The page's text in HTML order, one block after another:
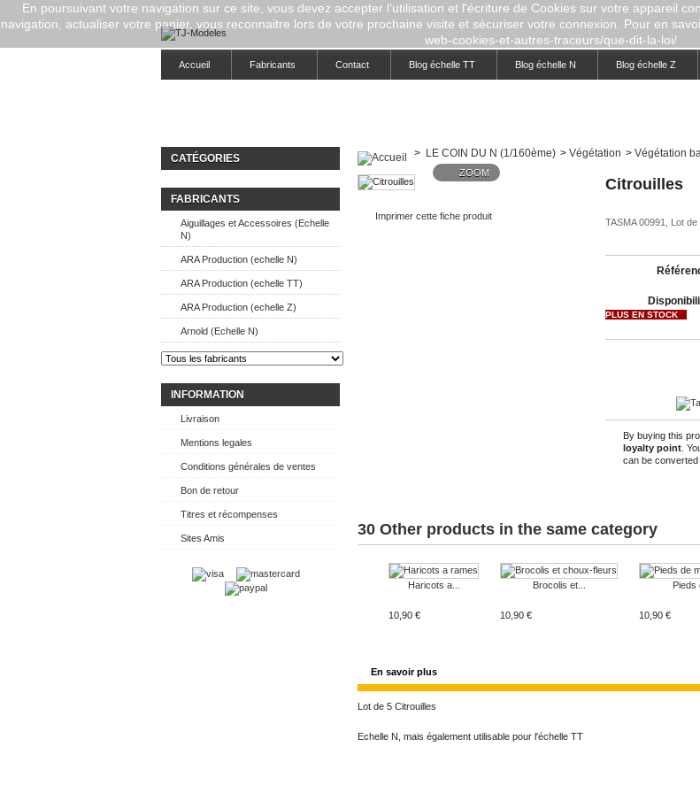
Accueil Fabricants Contact Blog échelle TT Blog échelle N Blog échelle Z
CATÉGORIES
FABRICANTS
Aiguillages et Accessoires (Echelle
N)
ARA Production (echelle N)
ARA Production (echelle TT)
ARA Production (echelle Z)
Arnold (Echelle N)
INFORMATION
Livraison
Mentions legales
Conditions générales de ventes
Bon de retour
Titres et récompenses
Sites Amis
> LE COIN DU N (1/160ème) > Végétation > Végétation
ZOOM
Imprimer cette fiche produit
Citrouilles
TASMA 00991, Lot de
PLUS EN STOCK
By buying this
loyalty point .
can be
30 Other products in the same category
Haricots a...
10,90 €
Brocolis et...
10,90 €
Pieds
10,90 €
En savoir plus
Lot de 5 Citrouilles
Echelle N, mais également utilisable pour l'échelle TT
En poursuivant votre navigation sur ce site, vous devez accepter l’utilisation et l'écriture de Cookies sur votre appareil
navigation, actualiser votre panier, vous reconnaitre lors de votre prochaine visite et sécuriser votre connexion. Pour en
web-cookies-et-autres-traceurs/que-dit-la-loi/